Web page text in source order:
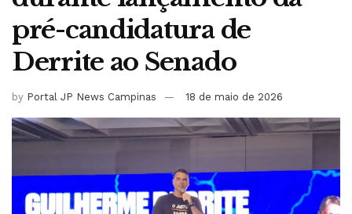
pré-candidatura de
Derrite ao Senado
by Portal JP News Campinas 18 de maio de 2026